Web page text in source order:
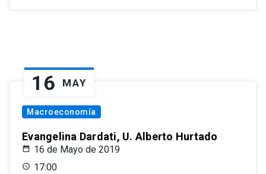
16 MAY
Macroeconomía
Evangelina Dardati, U. Alberto Hurtado
16 de Mayo de 2019
17:00